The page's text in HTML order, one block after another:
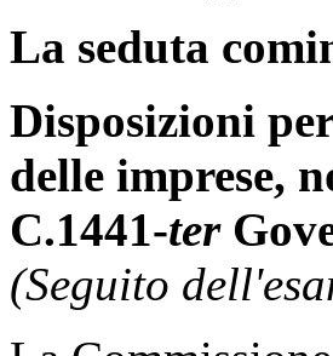
La seduta
Disposizioni
delle imprese,
C.1441-ter
(Seguito